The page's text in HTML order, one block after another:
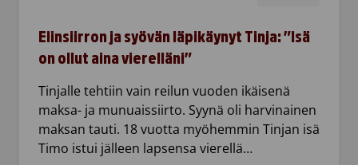
Elinsiirron ja syövän läpikäynyt Tinja: ”Isä
on ollut aina vierelläni”
Tinjalle tehtiin vain reilun vuoden ikäisenä
maksa- ja munuaissiirto. Syynä oli harvinainen
maksan tauti. 18 vuotta myöhemmin Tinjan isä
Timo istui jälleen lapsensa vierellä…